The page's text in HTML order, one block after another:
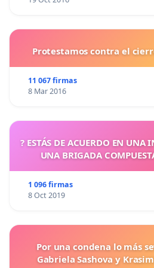
Protestamos contra el
11 067 firmas
8 Mar 2016
? ESTÁS DE ACUERDO EN UNA
UNA BRIGADA
1 096 firmas
8 Oct 2019
Por una condena lo más
Gabriela Sashova y